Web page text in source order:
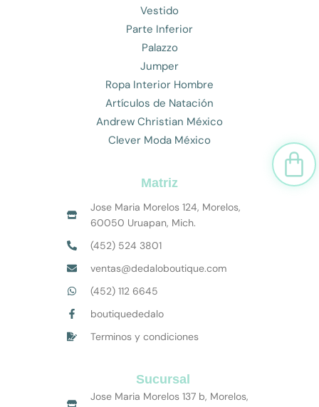
Vestido
Parte Inferior
Palazzo
Jumper
Ropa Interior Hombre
Artículos de Natación
Andrew Christian México
Clever Moda México
Matriz
Jose Maria Morelos 124, Morelos,
60050 Uruapan, Mich.
(452) 524 3801
ventas@dedaloboutique.com
(452) 112 6645
boutiquededalo
Terminos y condiciones
Sucursal
Jose Maria Morelos 137 b, Morelos,